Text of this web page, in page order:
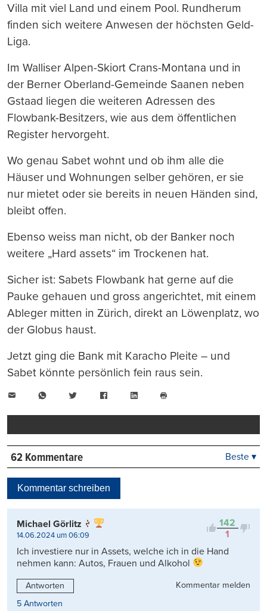
Villa mit viel Land und einem Pool. Rundherum
finden sich weitere Anwesen der höchsten Geld-
Liga.
Im Walliser Alpen-Skiort Crans-Montana und in
der Berner Oberland-Gemeinde Saanen neben
Gstaad liegen die weiteren Adressen des
Flowbank-Besitzers, wie aus dem öffentlichen
Register hervorgeht.
Wo genau Sabet wohnt und ob ihm alle die
Häuser und Wohnungen selber gehören, er sie
nur mietet oder sie bereits in neuen Händen sind,
bleibt offen.
Ebenso weiss man nicht, ob der Banker noch
weitere „Hard assets“ im Trockenen hat.
Sicher ist: Sabets Flowbank hat gerne auf die
Pauke gehauen und gross angerichtet, mit einem
Ableger mitten in Zürich, direkt an Löwenplatz, wo
der Globus haust.
Jetzt ging die Bank mit Karacho Pleite – und
Sabet könnte persönlich fein raus sein.
WhatsAppTwitter FacebookLinkedIn
drucken
62 Kommentare
Kontrovers
Beste ▾
Kommentar schreiben
142
1
Michael Görlitz
14.06.2024 um 06:09
Ich investiere nur in Assets, welche ich in die Hand
nehmen kann: Autos, Frauen und Alkohol
Antworten
Kommentar melden
5 Antworten